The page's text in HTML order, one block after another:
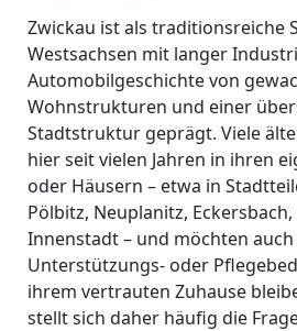
Zwickau ist als traditionsreiche
Westsachsen mit langer
Automobilgeschichte von
Wohnstrukturen und einer
Stadtstruktur geprägt. Viele
hier seit vielen Jahren in ihren
oder Häusern – etwa in
Pölbitz, Neuplanitz,
Innenstadt – und möchten
Unterstützungs- oder
ihrem vertrauten Zuhause
stellt sich daher häufig die